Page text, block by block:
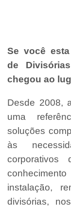
Se você
de
chegou ao
Desde 2008,
uma
soluções
às
corporativos
instalação,
divisórias,